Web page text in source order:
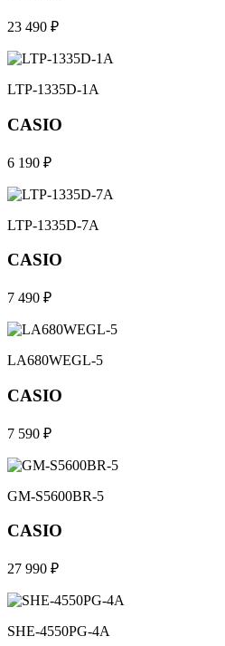
23 490 ₽
LTP-1335D-1A
CASIO
6 190 ₽
LTP-1335D-7A
CASIO
7 490 ₽
LA680WEGL-5
CASIO
7 590 ₽
GM-S5600BR-5
CASIO
27 990 ₽
SHE-4550PG-4A